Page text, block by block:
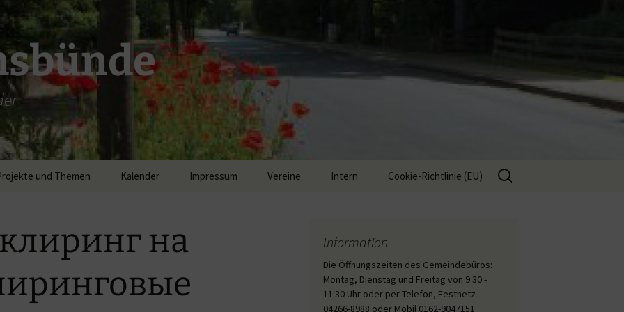
und Themen
Breitband
Kalender Impressum Vereine Intern Cookie-Richtlinie (EU)
Suche
nach:
на
Information
Die Öffnungszeiten des Gemeindebüros:
Montag, Dienstag und Freitag von 9:30 -
11:30 Uhr oder per Telefon, Festnetz
04266-8988 oder Mobil 0162-9047151